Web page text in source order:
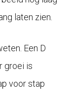
laten zien.
Een D
groei is
voor stap